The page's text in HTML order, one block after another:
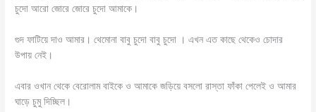
চুদো আরো জোরে জোরে চুদো আমাকে।
গুদ ফাটিয়ে দাও আমার। থেমোনা বাবু চুদো বাবু চুদো । এখন এত কাছে থেকেও চোদার
উপায় নেই।
এবার ওখান থেকে বেরোলাম বাইকে ও আমাকে জড়িয়ে বসলো রাস্তা ফাঁকা পেলেই ও আমার
ঘাড়ে চুমু দিচ্ছিল।